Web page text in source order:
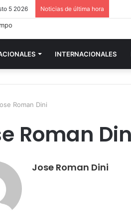
5 2026 Noticias de última hora
INTERNACIONALES
Roman Dini
Roman
Jose Roman Dini